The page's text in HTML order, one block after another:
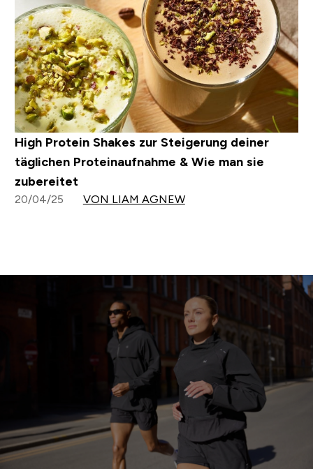
High Protein Shakes zur Steigerung deiner
täglichen Proteinaufnahme & Wie man sie
zubereitet
20/04/25 VON LIAM AGNEW